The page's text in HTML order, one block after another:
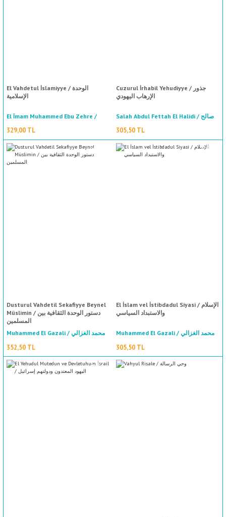
El Vahdetul İslamiyye / الوحدة
الإسلامية
El İmam Muhammed Ebu Zehre /
الامام محمد ابوزهرة
329,00 TL
Cuzurul İrhabil Yehudiyye / جذور
الإرهاب اليهودي
Salah Abdul Fettah El Halidi / صالح
عبد الفتاح الخالدي
305,50 TL
%50
indirim
Dusturul Vahdetil Sekafiyye Beynel
Müslimin / دستور الوحدة الثقافية بين
المسلمين
Muhammed El Gazali / محمد الغزالي
352,50 TL
El İslam vel İstibdadul Siyasi / الإسلام
والاستبداد السياسي
Muhammed El Gazali / محمد الغزالي
305,50 TL